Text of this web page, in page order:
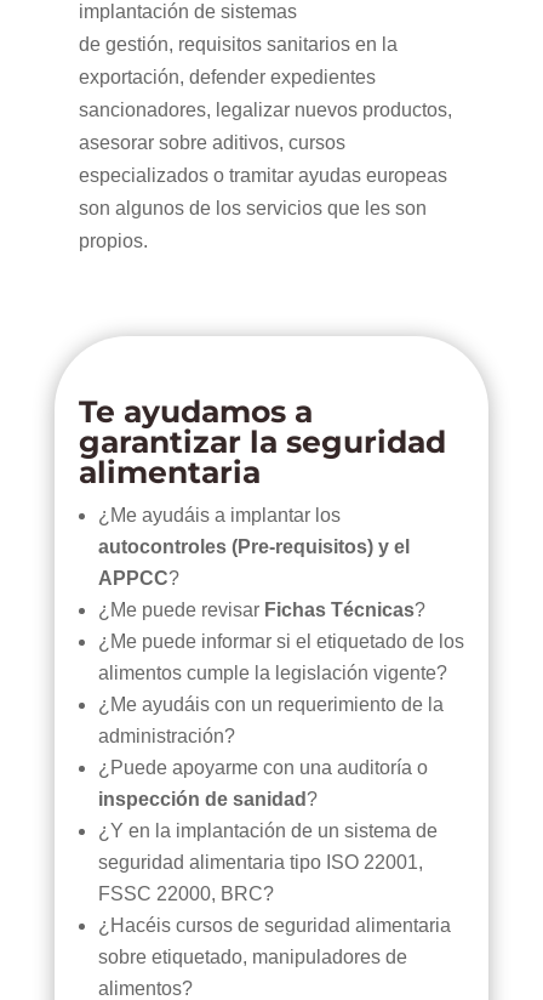
implantación de sistemas
de gestión, requisitos sanitarios en la
exportación, defender expedientes
sancionadores, legalizar nuevos productos,
asesorar sobre aditivos, cursos
especializados o tramitar ayudas europeas
son algunos de los servicios que les son
propios.
Te ayudamos a
garantizar la seguridad
alimentaria
¿Me ayudáis a implantar los
autocontroles (Pre-requisitos) y el
APPCC?
¿Me puede revisar Fichas Técnicas?
¿Me puede informar si el etiquetado de los
alimentos cumple la legislación vigente?
¿Me ayudáis con un requerimiento de la
administración?
¿Puede apoyarme con una auditoría o
inspección de sanidad ?
¿Y en la implantación de un sistema de
seguridad alimentaria tipo ISO 22001,
FSSC 22000, BRC?
¿Hacéis cursos de seguridad alimentaria
sobre etiquetado, manipuladores de
alimentos?